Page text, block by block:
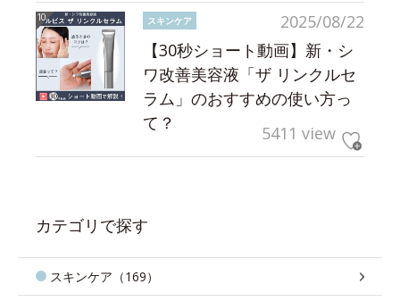
2025/08/22
スキンケア
【30秒ショート動画】新・シ
ワ改善美容液「ザ リンクルセ
ラム」のおすすめの使い方っ
て？
5411 view
カテゴリで探す
スキンケア（169）